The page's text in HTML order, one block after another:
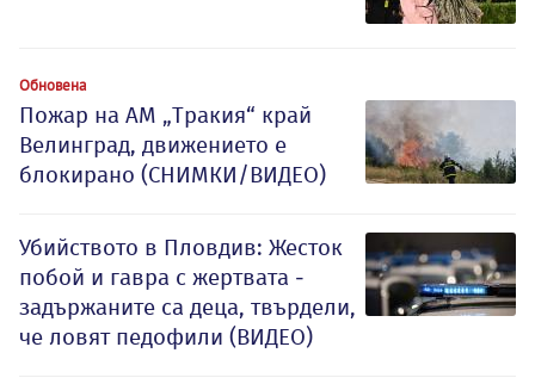
Обновена
Пожар на АМ „Тракия“ край
Велинград, движението е
блокирано (СНИМКИ/ВИДЕО)
Убийството в Пловдив: Жесток
побой и гавра с жертвата -
задържаните са деца, твърдели,
че ловят педофили (ВИДЕО)